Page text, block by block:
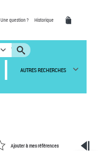
Une question ? Historique
AUTRES RECHERCHES
Ajouter à mes références